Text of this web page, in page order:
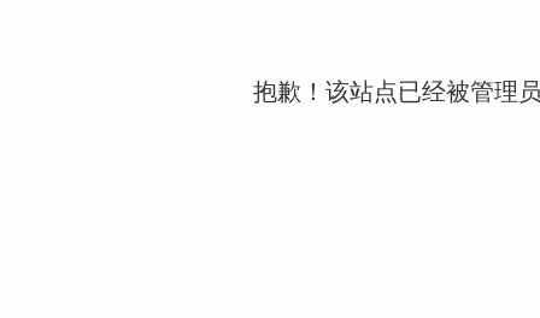
抱歉！该站点已经被管理